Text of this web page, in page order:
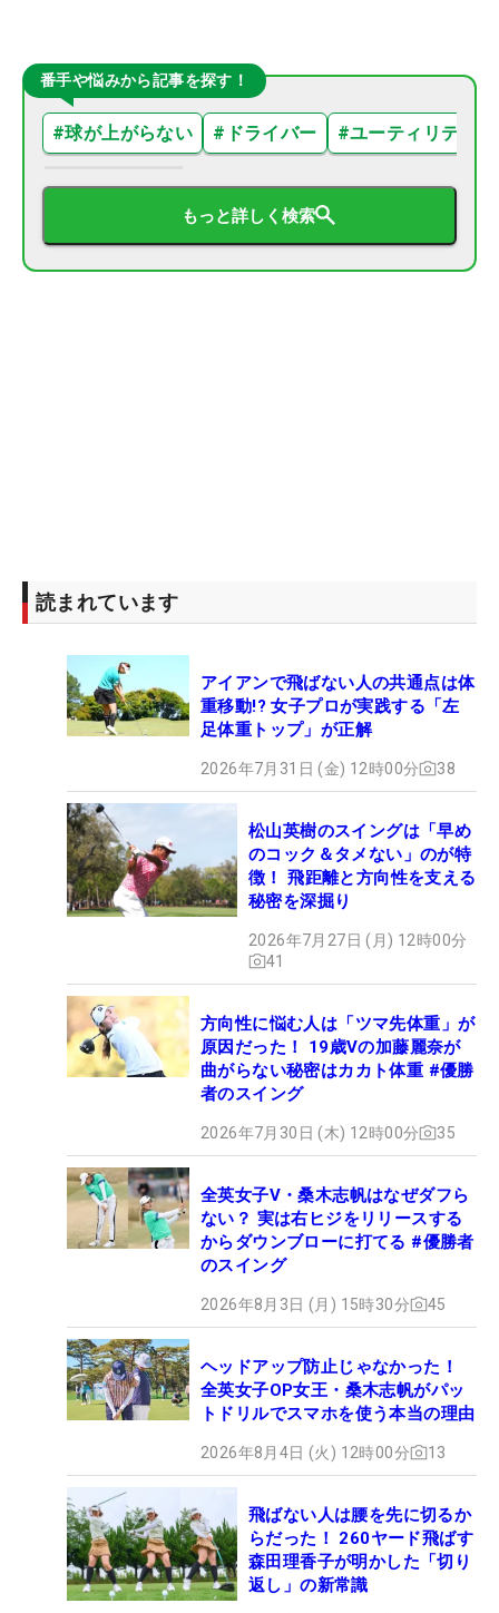
番手や悩みから記事を探す！
#球が上がらない # ドライバー #ユーティリティ
もっと詳しく検索
読まれています
アイアンで飛ばない人の共通点は体
重移動!? 女子プロが実践する「左
足体重トップ」が正解
2026年7月31日 (金) 12時00分 38
松山英樹のスイングは「早め
のコック＆タメない」のが特
徴！ 飛距離と方向性を支える
秘密を深掘り
2026年7月27日 (月) 12時00分
41
方向性に悩む人は「ツマ先体重」が
原因だった！ 19歳Vの加藤麗奈が
曲がらない秘密はカカト体重 #優勝
者のスイング
2026年7月30日 (木) 12時00分 35
全英女子V・桑木志帆はなぜダフら
ない？ 実は右ヒジをリリースする
からダウンブローに打てる #優勝者
のスイング
2026年8月3日 (月) 15時30分 45
ヘッドアップ防止じゃなかった！
全英女子OP女王・桑木志帆がパッ
トドリルでスマホを使う本当の理由
2026年8月4日 (火) 12時00分 13
飛ばない人は腰を先に切るか
らだった！ 260ヤード飛ばす
森田理香子が明かした「切り
返し」の新常識